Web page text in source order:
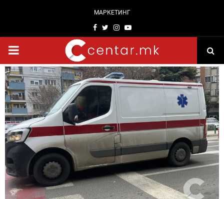
МАРКЕТИНГ
Facebook
TwitterInstagram
Youtube
PRIMARY
MENU